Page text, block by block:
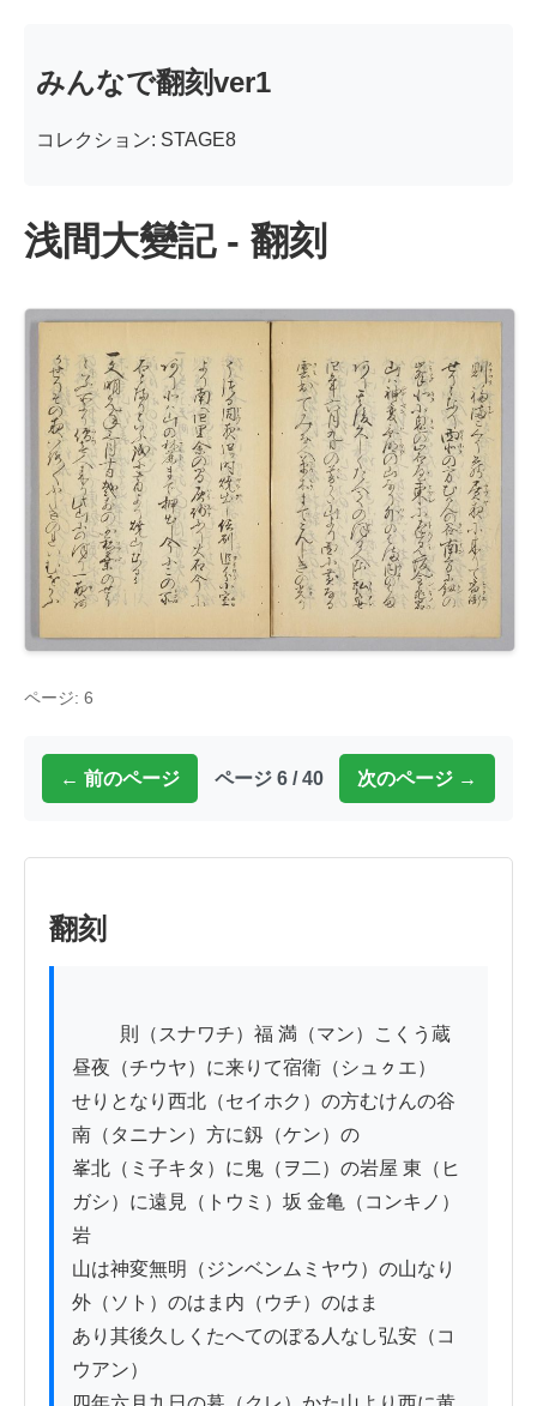
みんなで翻刻ver1
コレクション: STAGE8
浅間大變記 - 翻刻
ページ: 6
← 前のページ ページ 6 / 40 次のページ →
翻刻
昼夜（チウヤ）に来りて宿衛（シュㇰエ）
せりとなり西北（セイホク）の方むけんの谷
南（タニナン）方に釼（ケン）の
峯北（ミ子キタ）に鬼（ヲ二）の岩屋 東（ヒ
ガシ）に遠見（トウミ）坂 金亀（コンキノ）
岩
山は神変無明（ジンベンムミヤウ）の山なり
外（ソト）のはま内（ウチ）のはま
あり其後久しくたへてのぼる人なし弘安（コ
ウアン）